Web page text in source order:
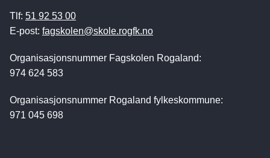
Tlf: 51 92 53 00
E-post: fagskolen@skole.rogfk.no
Organisasjonsnummer Fagskolen Rogaland:
974 624 583
Organisasjonsnummer Rogaland fylkeskommune:
971 045 698